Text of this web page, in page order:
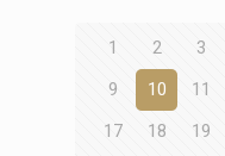
1 2 3
9
10 11
17
18 19